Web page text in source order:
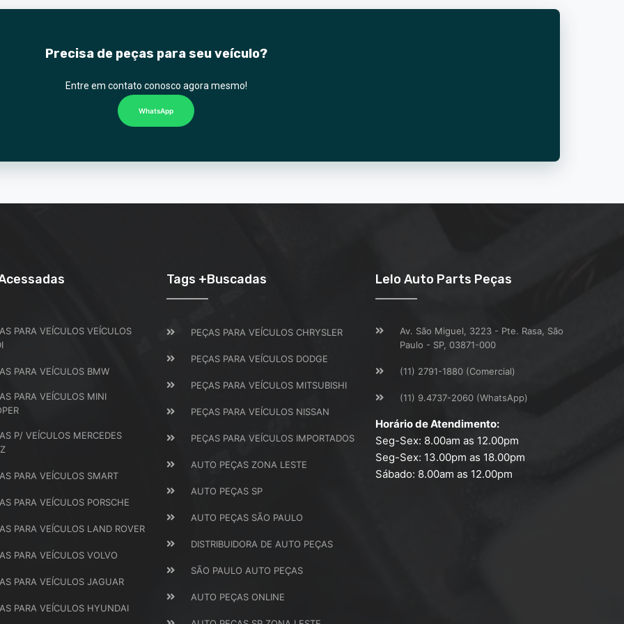
Precisa de peças para seu veículo?
Entre em contato conosco agora mesmo!
WhatsApp
PARA VEÍCULOS VEÍCULOS
PARA VEÍCULOS BMW
PARA VEÍCULOS MINI
P/ VEÍCULOS MERCEDES
PARA VEÍCULOS SMART
PARA VEÍCULOS PORSCHE
PARA VEÍCULOS LAND ROVER
PARA VEÍCULOS VOLVO
PARA VEÍCULOS JAGUAR
PARA VEÍCULOS HYUNDAI
Tags +Buscadas
PEÇAS PARA VEÍCULOS CHRYSLER
PEÇAS PARA VEÍCULOS DODGE
PEÇAS PARA VEÍCULOS MITSUBISHI
PEÇAS PARA VEÍCULOS NISSAN
PEÇAS PARA VEÍCULOS IMPORTADOS
AUTO PEÇAS ZONA LESTE
AUTO PEÇAS SP
AUTO PEÇAS SÃO PAULO
DISTRIBUIDORA DE AUTO PEÇAS
SÃO PAULO AUTO PEÇAS
AUTO PEÇAS ONLINE
Lelo Auto Parts Peças
Av. São Miguel, 3223 - Pte. Rasa, São
Paulo - SP, 03871-000
(11) 2791-1880 (Comercial)
(11) 9.4737-2060 (WhatsApp)
Horário de Atendimento:
Seg-Sex: 8.00am as 12.00pm
Seg-Sex: 13.00pm as 18.00pm
Sábado: 8.00am as 12.00pm